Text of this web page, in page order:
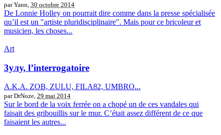
par Yann, 30 octobre 2014
De Lonnie Holley on pourrait dire comme dans la presse spécialisée
qu’il est un "artiste pluridisciplinaire". Mais pour ce bricoleur et
musicien, les choses...
Art
3улу, l’interrogatoire
A.K.A. ZOB, ZULU, FILA82, UMBRO...
par DrNoze, 29 mai 2014
Sur le bord de la voix ferrée on a chopé un de ces vandales qui
faisait des gribouillis sur le mur. C’était assez différent de ce que
faisaient les autres...